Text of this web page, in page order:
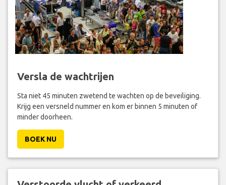
Versla de wachtrijen
Sta niet 45 minuten zwetend te wachten op de beveiliging.
Krijg een versneld nummer en kom er binnen 5 minuten of
minder doorheen.
BOEK NU